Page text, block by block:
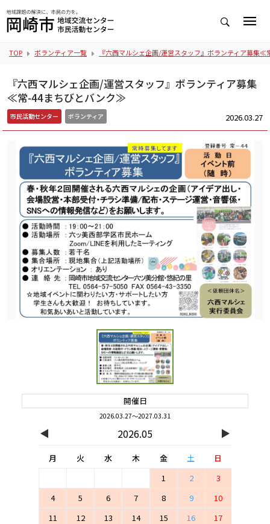
TOP ボランティア一覧 『六西マルシェ企画/運営スタッフ』ボランティア募集
『六西マルシェ企画/運営スタッフ』ボランティア募集
≪常-44まちびとバンク≫
市民活動センター ボランティア 2026.03.27
開催日
2026.03.27～2027.03.31
◀ 2026.05 ▶
月 火 水 木 金 土
日
1
2
3
4
5 6 7 8 9
10
11
12 13 14 15 16
17